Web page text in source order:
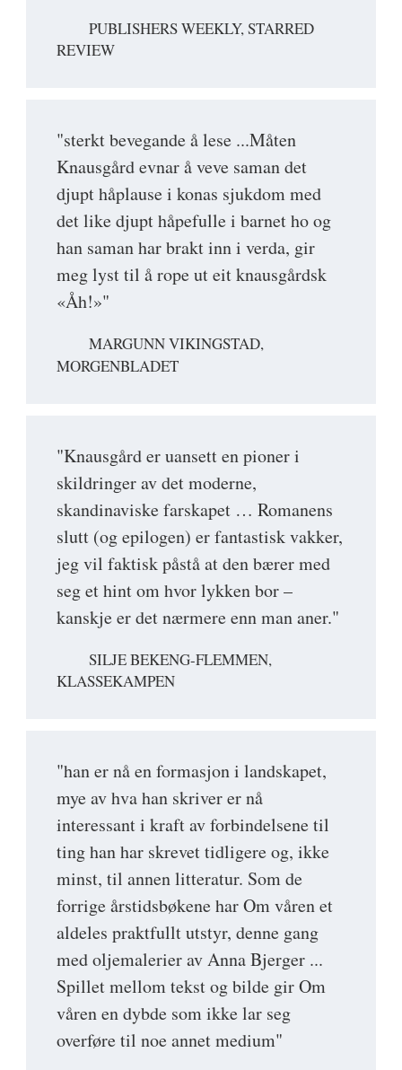
PUBLISHERS WEEKLY, STARRED
REVIEW
"sterkt bevegande å lese ...Måten
Knausgård evnar å veve saman det
djupt håplause i konas sjukdom med
det like djupt håpefulle i barnet ho og
han saman har brakt inn i verda, gir
meg lyst til å rope ut eit knausgårdsk
«Åh!»"
MARGUNN VIKINGSTAD,
MORGENBLADET
"Knausgård er uansett en pioner i
skildringer av det moderne,
skandinaviske farskapet … Romanens
slutt (og epilogen) er fantastisk vakker,
jeg vil faktisk påstå at den bærer med
seg et hint om hvor lykken bor –
kanskje er det nærmere enn man aner."
SILJE BEKENG-FLEMMEN,
KLASSEKAMPEN
"han er nå en formasjon i landskapet,
mye av hva han skriver er nå
interessant i kraft av forbindelsene til
ting han har skrevet tidligere og, ikke
minst, til annen litteratur. Som de
forrige årstidsbøkene har Om våren et
aldeles praktfullt utstyr, denne gang
med oljemalerier av Anna Bjerger ...
Spillet mellom tekst og bilde gir Om
våren en dybde som ikke lar seg
overføre til noe annet medium"